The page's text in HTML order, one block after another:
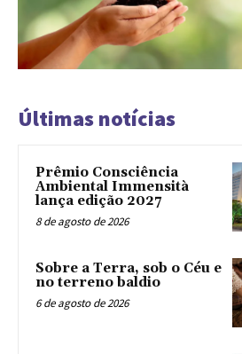
Últimas notícias
Prêmio Consciência
Ambiental Immensità
lança edição 2027
8 de agosto de 2026
Sobre a Terra, sob o Céu e
no terreno baldio
6 de agosto de 2026